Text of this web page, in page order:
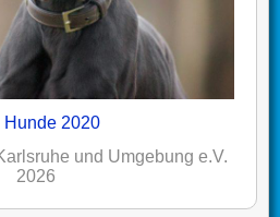
Hunde 2020
und Umgebung e.V.
2026